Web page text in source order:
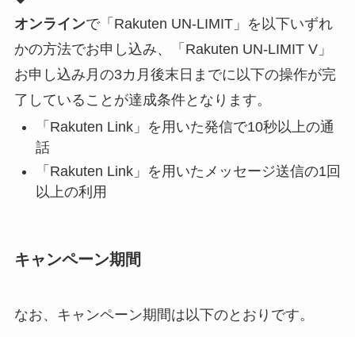
オンラインで「Rakuten UN-LIMIT」を以下いずれ
かの方法でお申し込み、「Rakuten UN-LIMIT V」
お申し込み月の3カ月後末日までに以下の操作が完
了していることが達成条件となります。
「Rakuten Link」を用いた発信で10秒以上の通
話
「Rakuten Link」を用いたメッセージ送信の1回
以上の利用
キャンペーン期間
なお、キャンペーン期間は以下のとおりです。